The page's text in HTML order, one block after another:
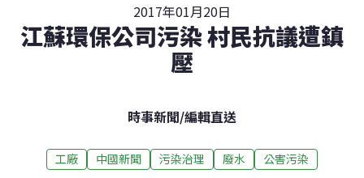
2017年01月20日
江蘇環保公司污染 村民抗議遭鎮
壓
時事新聞/編輯直送
工廠 中國新聞 污染治理 廢水 公害污染